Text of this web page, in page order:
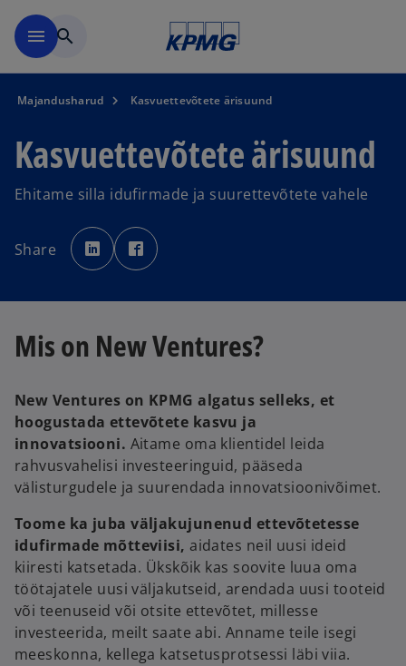
menu search
Majandusharud Kasvuettevõtete ärisuund
Kasvuettevõtete ärisuund
Ehitame silla idufirmade ja suurettevõtete vahele
Share
o
p
e
n
w
t
a
p
e
w
t
a
Mis on New Ventures?
New Ventures on KPMG algatus selleks, et
hoogustada ettevõtete kasvu ja
innovatsiooni. Aitame oma klientidel leida
rahvusvahelisi investeeringuid, pääseda
välisturgudele ja suurendada innovatsioonivõimet.
Toome ka juba väljakujunenud ettevõtetesse
idufirmade mõtteviisi, aidates neil uusi ideid
kiiresti katsetada. Ükskõik kas soovite luua oma
töötajatele uusi väljakutseid, arendada uusi tooteid
või teenuseid või otsite ettevõtet, millesse
investeerida, meilt saate abi. Anname teile isegi
meeskonna, kellega katsetusprotsessi läbi viia.